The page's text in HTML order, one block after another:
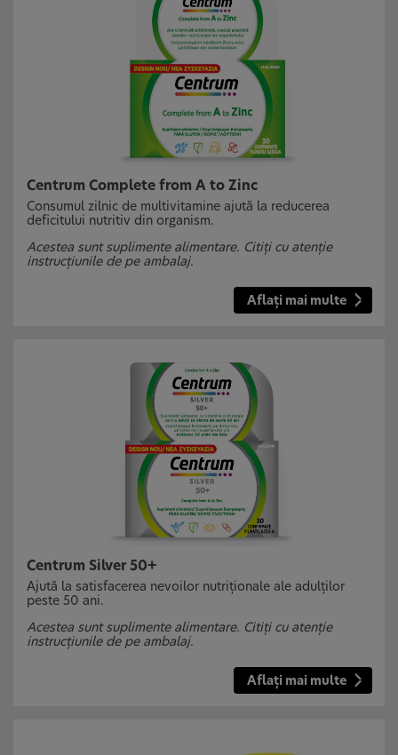
Centrum Complete from A to Zinc
Consumul zilnic de multivitamine ajută la reducerea
deficitului nutritiv din organism.
Acestea sunt suplimente alimentare. Citiți cu atenție
instrucțiunile de pe ambalaj.
Aflați mai multe
Centrum Silver 50+
Ajută la satisfacerea nevoilor nutriționale ale adulților
peste 50 ani.
Acestea sunt suplimente alimentare. Citiți cu atenție
instrucțiunile de pe ambalaj.
Aflați mai multe